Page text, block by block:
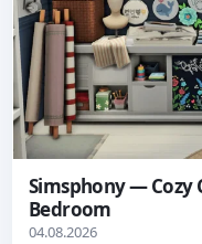
Simsphony — Cozy
Bedroom
04.08.2026